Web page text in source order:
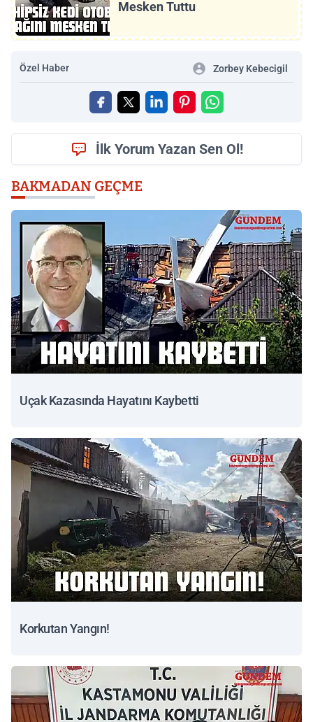
Mesken Tuttu
Özel Haber Zorbey Kebecigil
İlk Yorum Yazan Sen Ol!
BAKMADAN GEÇME
Uçak Kazasında Hayatını Kaybetti
Korkutan Yangın!